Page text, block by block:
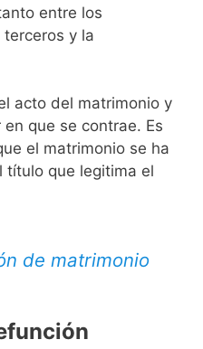
entre los
y la
acto del matrimonio y
que se contrae. Es
el matrimonio se ha
título que legitima el
de matrimonio